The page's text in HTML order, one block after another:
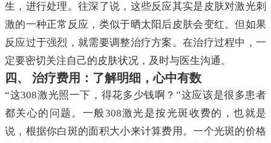
生，进行处理。往深了说，这些反应其实是皮肤对激光刺
激的一种正常反应，类似于晒太阳后皮肤会变红。但如果
反应过于强烈，就需要调整治疗方案。在治疗过程中，一
定要密切关注自己的皮肤状况，及时与医生沟通。
四、 治疗费用：了解明细，心中有数
“这308激光照一下，得花多少钱啊？”这应该是很多患者
都关心的问题。一般308激光是按光斑收费的，也就是
说，根据你白斑的面积大小来计算费用。一个光斑的价格